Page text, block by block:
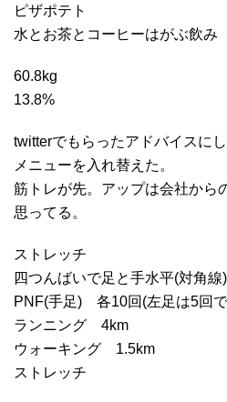
ピザポテト
水とお茶とコーヒーはがぶ飲み
60.8kg
13.8%
twitterでもらったアドバイスに
メニューを入れ替えた。
筋トレが先。アップは会社から
思ってる。
ストレッチ
四つんばいで足と手水平(対角
PNF(手足) 各10回(左足は5回
ランニング 4km
ウォーキング 1.5km
ストレッチ